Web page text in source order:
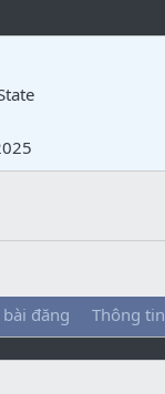
bài đăng Thông tin